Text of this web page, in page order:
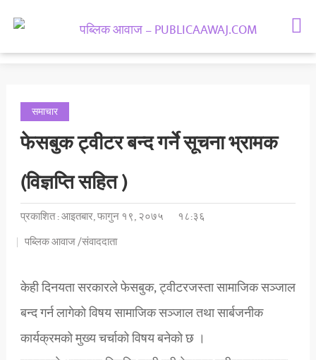
समाचार
राजनीती
समाज
अर्थतन्त्र
राशिफल
समाचार
फेसबुक ट्वीटर बन्द गर्ने सूचना भ्रामक
(विज्ञप्ति सहित )
प्रकाशित : आइतबार, फागुन १९, २०७५
१८:३६
पब्लिक आवाज /संवाददाता
केही दिनयता सरकारले फेसबुक, ट्वीटरजस्ता सामाजिक सञ्जाल
बन्द गर्न लागेको विषय सामाजिक सञ्जाल तथा सार्बजनीक
कार्यक्रमको मुख्य चर्चाको विषय बनेको छ ।